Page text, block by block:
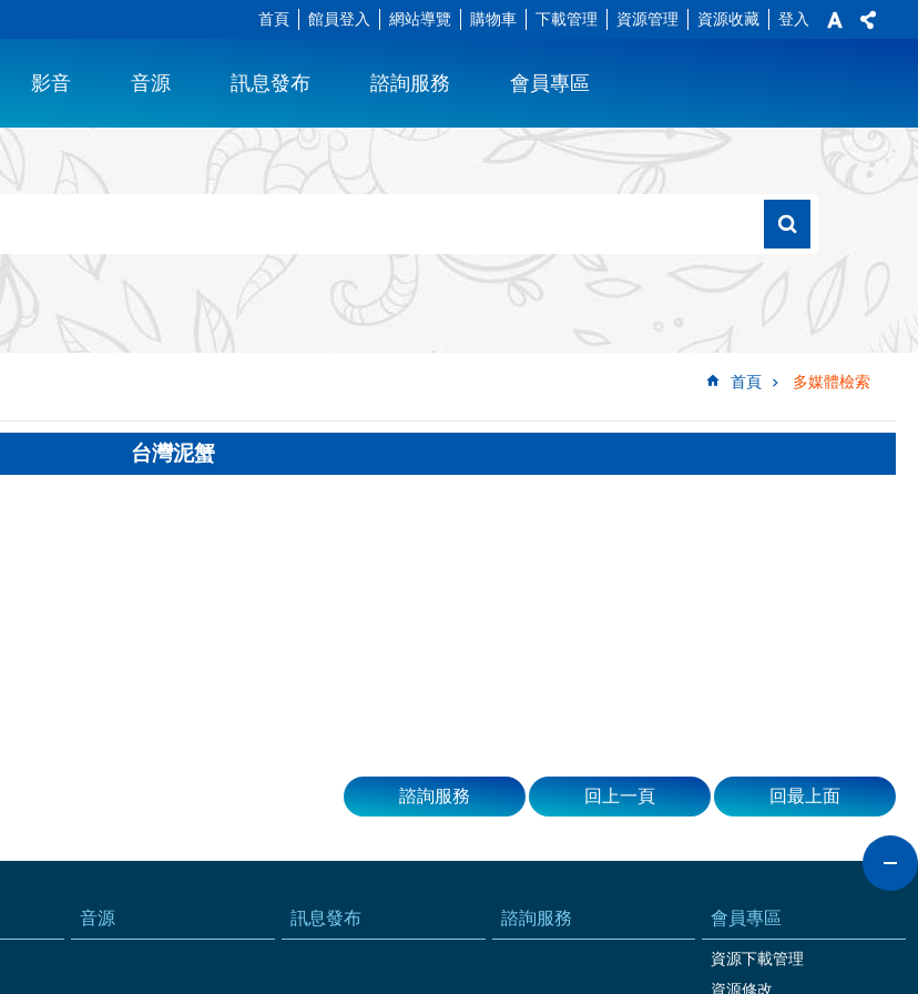
首頁 館員登入 網站導覽 購物車 下載管理 資源管理 資源收藏 登入
影音 音源 訊息發布 諮詢服務 會員專區
首頁 多媒體檢索
台灣泥蟹
諮詢服務 回上一頁 回最上面
音源 訊息發布 諮詢服務 會員專區
資源下載管理
資源修改